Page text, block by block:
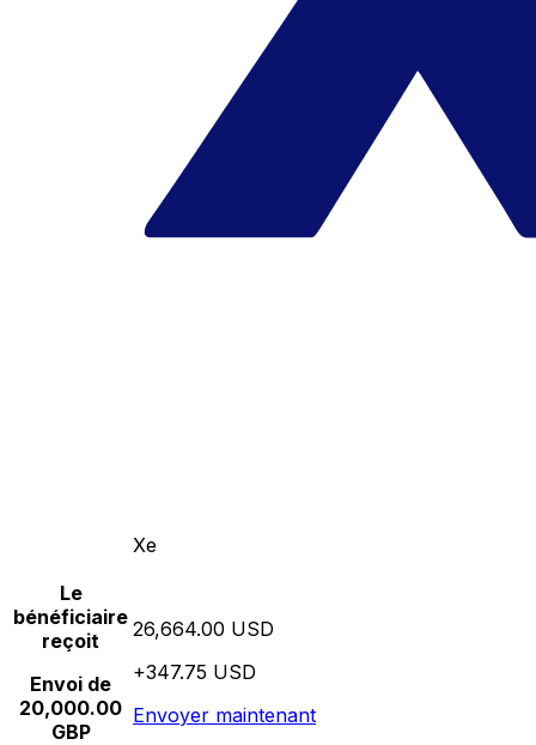
Xe
Le
bénéficiaire
reçoit
Envoi de
20,000.00
GBP
26,664.00 USD
+347.75 USD
Envoyer maintenant